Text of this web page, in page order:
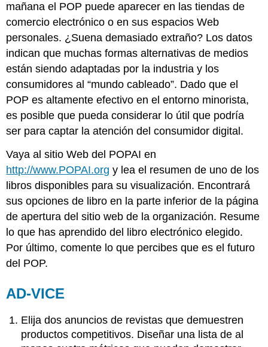
mañana el POP puede aparecer en las tiendas de
comercio electrónico o en sus espacios Web
personales. ¿Suena demasiado extraño? Los datos
indican que muchas formas alternativas de medios
están siendo adaptadas por la industria y los
consumidores al “mundo cableado”. Dado que el
POP es altamente efectivo en el entorno minorista,
es posible que pueda considerar lo útil que podría
ser para captar la atención del consumidor digital.
Vaya al sitio Web del POPAI en
http://www.POPAI.org y lea el resumen de uno de los
libros disponibles para su visualización. Encontrará
sus opciones de libro en la parte inferior de la página
de apertura del sitio web de la organización. Resume
lo que has aprendido del libro electrónico elegido.
Por último, comente lo que percibes que es el futuro
del POP.
AD-VICE
Elija dos anuncios de revistas que demuestren
productos competitivos. Diseñar una lista de al